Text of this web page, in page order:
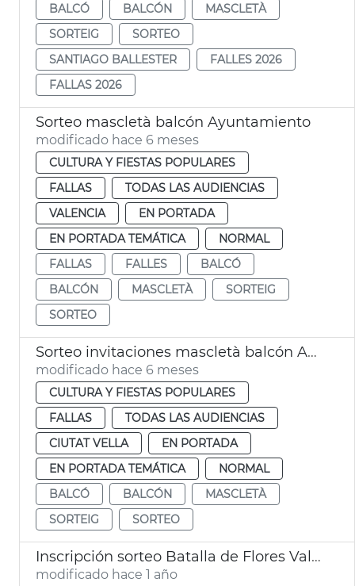
BALCÓ
BALCÓN
MASCLETÀ
SORTEIG
SORTEO
SANTIAGO BALLESTER
FALLES 2026
FALLAS 2026
Sorteo mascletà balcón Ayuntamiento
modificado hace 6 meses
CULTURA Y FIESTAS POPULARES
FALLAS
TODAS LAS AUDIENCIAS
VALENCIA
EN PORTADA
EN PORTADA TEMÁTICA
NORMAL
FALLAS
FALLES
BALCÓ
BALCÓN
MASCLETÀ
SORTEIG
SORTEO
Sorteo invitaciones mascletà balcón Ayuntamiento
modificado hace 6 meses
CULTURA Y FIESTAS POPULARES
FALLAS
TODAS LAS AUDIENCIAS
CIUTAT VELLA
EN PORTADA
EN PORTADA TEMÁTICA
NORMAL
BALCÓ
BALCÓN
MASCLETÀ
SORTEIG
SORTEO
Inscripción sorteo Batalla de Flores València
modificado hace 1 año